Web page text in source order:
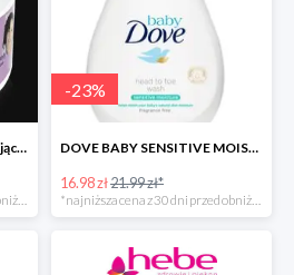
PERFECTA MAMA zwiększające elastyczność skóry masło do ciała
-23%
DOVE BABY SENSITIVE MOISTURE emulsja do mycia ciała i włosów
16.98 zł21.99 zł*